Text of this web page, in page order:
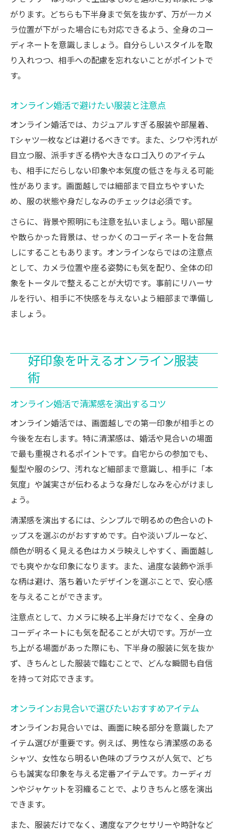
がります。どちらも下半身まで気を抜かず、万が一カメ
ラ位置が下がった場合にも対応できるよう、全身のコー
ディネートを意識しましょう。自分らしいスタイルを取
り入れつつ、相手への配慮を忘れないことがポイントで
す。
オンライン婚活で避けたい服装と注意点
オンライン婚活では、カジュアルすぎる服装や部屋着、
Tシャツ一枚などは避けるべきです。また、シワや汚れが
目立つ服、派手すぎる柄や大きなロゴ入りのアイテム
も、相手にだらしない印象や本気度の低さを与える可能
性があります。画面越しでは細部まで目立ちやすいた
め、服の状態や身だしなみのチェックは必須です。
さらに、背景や照明にも注意を払いましょう。暗い部屋
や散らかった背景は、せっかくのコーディネートを台無
しにすることもあります。オンラインならではの注意点
として、カメラ位置や座る姿勢にも気を配り、全体の印
象をトータルで整えることが大切です。事前にリハーサ
ルを行い、相手に不快感を与えないよう細部まで準備し
ましょう。
好印象を叶えるオンライン服装
術
オンライン婚活で清潔感を演出するコツ
オンライン婚活では、画面越しでの第一印象が相手との
今後を左右します。特に清潔感は、婚活や見合いの場面
で最も重視されるポイントです。自宅からの参加でも、
髪型や服のシワ、汚れなど細部まで意識し、相手に「本
気度」や誠実さが伝わるような身だしなみを心がけまし
ょう。
清潔感を演出するには、シンプルで明るめの色合いのト
ップスを選ぶのがおすすめです。白や淡いブルーなど、
顔色が明るく見える色はカメラ映えしやすく、画面越し
でも爽やかな印象になります。また、過度な装飾や派手
な柄は避け、落ち着いたデザインを選ぶことで、安心感
を与えることができます。
注意点として、カメラに映る上半身だけでなく、全身の
コーディネートにも気を配ることが大切です。万が一立
ち上がる場面があった際にも、下半身の服装に気を抜か
ず、きちんとした服装で臨むことで、どんな瞬間も自信
を持って対応できます。
オンラインお見合いで選びたいおすすめアイテム
オンラインお見合いでは、画面に映る部分を意識したア
イテム選びが重要です。例えば、男性なら清潔感のある
シャツ、女性なら明るい色味のブラウスが人気で、どち
らも誠実な印象を与える定番アイテムです。カーディガ
ンやジャケットを羽織ることで、よりきちんと感を演出
できます。
また、服装だけでなく、適度なアクセサリーや時計など